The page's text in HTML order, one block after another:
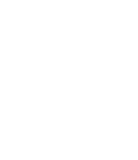
Daten zur Auswahl von Werbeanzeigen
für personalisierte Werbung
Profilen zur Auswahl personalisierter Werbung
von Inhalten